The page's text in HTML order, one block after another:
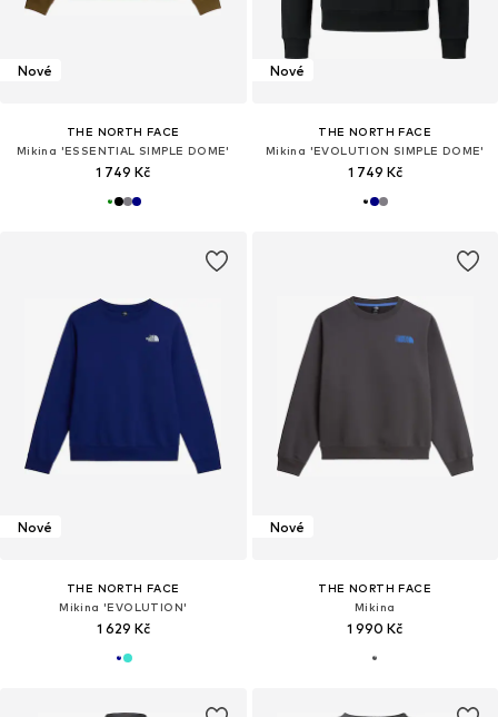
Nové
THE NORTH FACE
Mikina 'ESSENTIAL SIMPLE DOME'
1 749 Kč
Nové
THE NORTH FACE
Mikina 'EVOLUTION SIMPLE DOME'
1 749 Kč
Nové
THE NORTH FACE
Mikina 'EVOLUTION'
1 629 Kč
Nové
THE NORTH FACE
Mikina
1 990 Kč